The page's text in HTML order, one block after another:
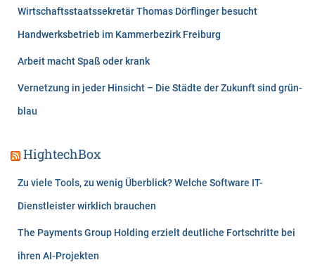
Wirtschaftsstaatssekretär Thomas Dörflinger besucht
Handwerksbetrieb im Kammerbezirk Freiburg
Arbeit macht Spaß oder krank
Vernetzung in jeder Hinsicht – Die Städte der Zukunft sind grün-
blau
HightechBox
Zu viele Tools, zu wenig Überblick? Welche Software IT-
Dienstleister wirklich brauchen
The Payments Group Holding erzielt deutliche Fortschritte bei
ihren AI-Projekten